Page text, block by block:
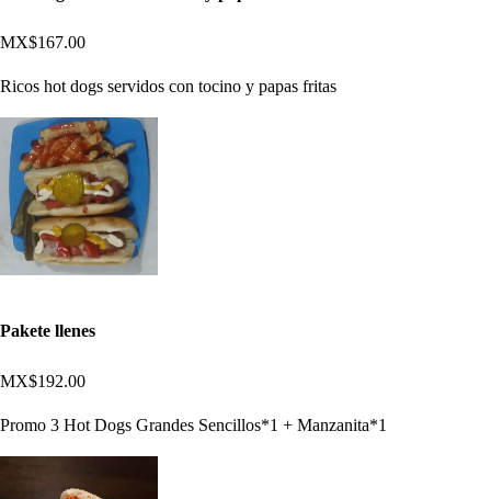
MX$167.00
Ricos hot dogs servidos con tocino y papas fritas
Pakete llenes
MX$192.00
Promo 3 Hot Dogs Grandes Sencillos*1 + Manzanita*1